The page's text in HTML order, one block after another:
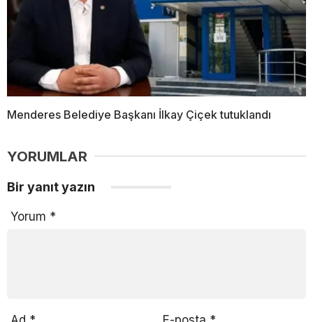
Menderes Belediye Başkanı İlkay Çiçek tutuklandı
YORUMLAR
Bir yanıt yazın
Yorum *